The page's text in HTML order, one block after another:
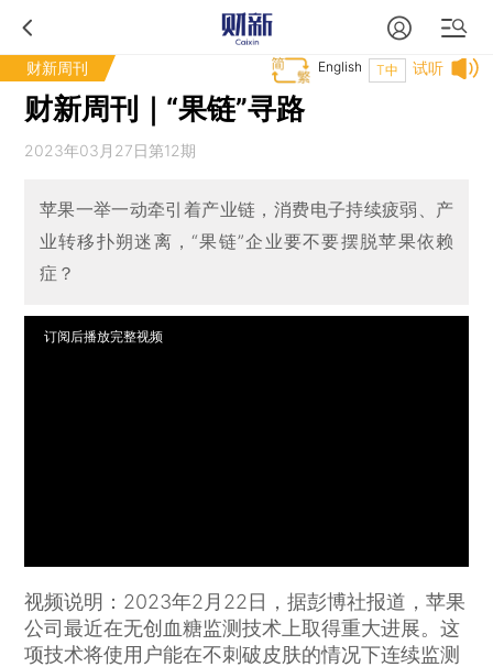
财新周刊 试听
T中
English
财新周刊｜“果链”寻路
2023年03月27日第12期
苹果一举一动牵引着产业链，消费电子持续疲弱、产
业转移扑朔迷离，“果链”企业要不要摆脱苹果依赖
症？
订阅后播放完整视频
视频说明：2023年2月22日，据彭博社报道，苹果
公司最近在无创血糖监测技术上取得重大进展。这
项技术将使用户能在不刺破皮肤的情况下连续监测